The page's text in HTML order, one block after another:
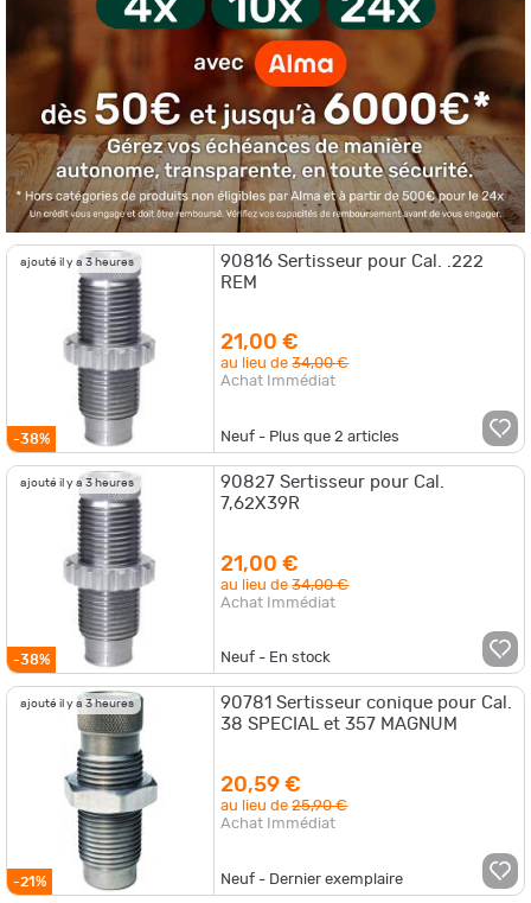
ajouté il y a 3 heures
-38%
90816 Sertisseur pour Cal. .222
REM
21,00 €
au lieu de34,00 €
Achat Immédiat
Neuf - Plus que2 articles
ajouté il y a 3 heures
-38%
90827 Sertisseur pour Cal.
7,62X39R
21,00 €
au lieu de34,00 €
Achat Immédiat
Neuf - En stock
ajouté il y a 3 heures
-21%
90781 Sertisseur conique pour Cal.
38 SPECIAL et 357 MAGNUM
20,59 €
au lieu de25,90 €
Achat Immédiat
Neuf - Dernier exemplaire